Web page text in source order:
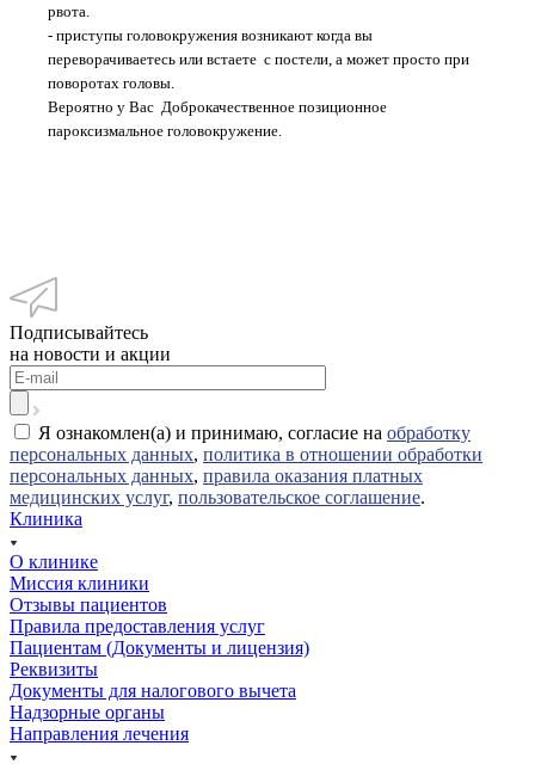
рвота.
- приступы головокружения возникают когда вы
переворачиваетесь или встаете с постели, а может просто при
поворотах головы.
Вероятно у Вас Доброкачественное позиционное
пароксизмальное головокружение.
Подписывайтесь
на новости и акции
Я ознакомлен(а) и принимаю, согласие на обработку
персональных данных, политика в отношении обработки
персональных данных, правила оказания платных
медицинских услуг, пользовательское соглашение.
Клиника
О клинике
Миссия клиники
Отзывы пациентов
Правила предоставления услуг
Пациентам (Документы и лицензия)
Реквизиты
Документы для налогового вычета
Надзорные органы
Направления лечения